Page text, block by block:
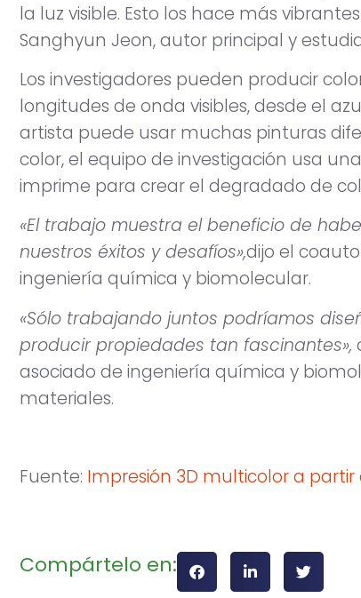
la luz visible. Esto los hace más
Sanghyun Jeon, autor principal y
Los investigadores pueden producir
longitudes de onda visibles, desde el
artista puede usar muchas pinturas
color, el equipo de investigación usa
imprime para crear el degradado de
«El trabajo muestra el beneficio de
nuestros éxitos y desafíos»,dijo el
ingeniería química y biomolecular.
«Sólo trabajando juntos podríamos
producir propiedades tan fascinantes»,
asociado de ingeniería química y
materiales.
Fuente: Impresión 3D multicolor a
Compártelo en: